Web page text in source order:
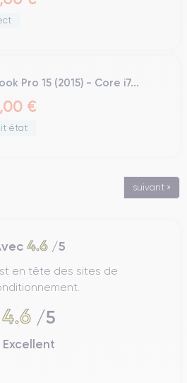
Pro 15 (2015) - Core i7...
€
état
suivant »
4.6/5
en tête des sites de
4.6 /5
Excellent